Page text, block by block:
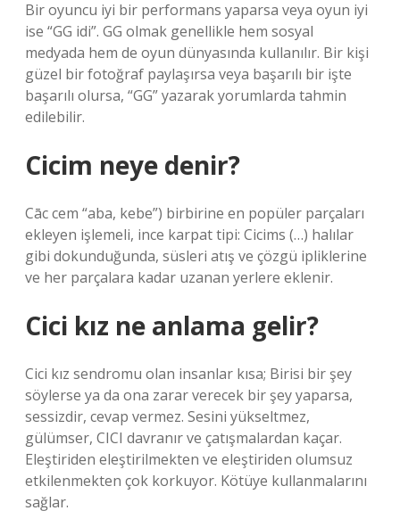
Bir oyuncu iyi bir performans yaparsa veya oyun iyi
ise “GG idi”. GG olmak genellikle hem sosyal
medyada hem de oyun dünyasında kullanılır. Bir kişi
güzel bir fotoğraf paylaşırsa veya başarılı bir işte
başarılı olursa, “GG” yazarak yorumlarda tahmin
edilebilir.
Cicim neye denir?
Cāc cem “aba, kebe”) birbirine en popüler parçaları
ekleyen işlemeli, ince karpat tipi: Cicims (…) halılar
gibi dokunduğunda, süsleri atış ve çözgü ipliklerine
ve her parçalara kadar uzanan yerlere eklenir.
Cici kız ne anlama gelir?
Cici kız sendromu olan insanlar kısa; Birisi bir şey
söylerse ya da ona zarar verecek bir şey yaparsa,
sessizdir, cevap vermez. Sesini yükseltmez,
gülümser, CICI davranır ve çatışmalardan kaçar.
Eleştiriden eleştirilmekten ve eleştiriden olumsuz
etkilenmekten çok korkuyor. Kötüye kullanmalarını
sağlar.